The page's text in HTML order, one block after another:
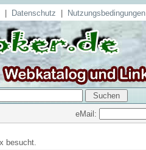
Datenschutz Nutzungsbedingungen
eMail:
x besucht.